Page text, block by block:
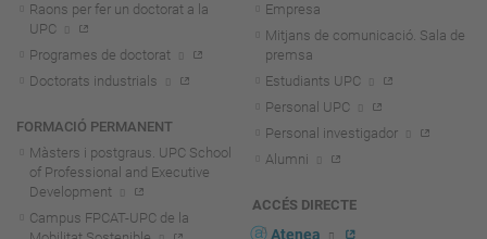
Raons per fer un doctorat a la
UPC
Programes de doctorat
Doctorats industrials
FORMACIÓ PERMANENT
Màsters i postgraus. UPC School
of Professional and Executive
Development
Campus FPCAT-UPC de la
Empresa
Mitjans de comunicació. Sala de
premsa
Estudiants UPC
Personal UPC
Personal investigador
Alumni
ACCÉS DIRECTE